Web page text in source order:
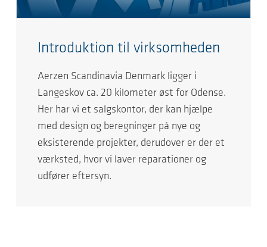
Introduktion til virksomheden
Aerzen Scandinavia Denmark ligger i
Langeskov ca. 20 kilometer øst for Odense.
Her har vi et salgskontor, der kan hjælpe
med design og beregninger på nye og
eksisterende projekter, derudover er der et
værksted, hvor vi laver reparationer og
udfører eftersyn.